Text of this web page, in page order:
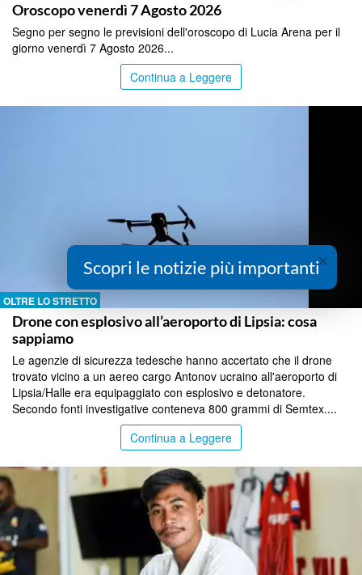
Oroscopo venerdì 7 Agosto 2026
Segno per segno le previsioni dell'oroscopo di Lucia Arena per il
giorno venerdì 7 Agosto 2026...
Continua a Leggere
OLTRE LO STRETTO
Drone con esplosivo all’aeroporto di Lipsia: cosa
sappiamo
Le agenzie di sicurezza tedesche hanno accertato che il drone
trovato vicino a un aereo cargo Antonov ucraino all'aeroporto di
Lipsia/Halle era equipaggiato con esplosivo e detonatore.
Secondo fonti investigative conteneva 800 grammi di Semtex....
Continua a Leggere
×
Scopri le notizie più importanti